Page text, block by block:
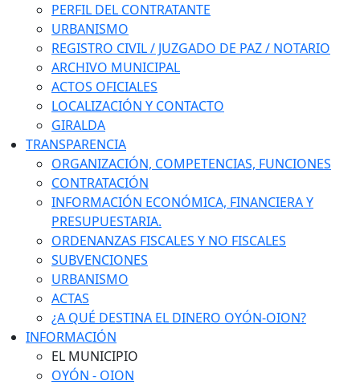
PERFIL DEL CONTRATANTE
URBANISMO
REGISTRO CIVIL / JUZGADO DE PAZ / NOTARIO
ARCHIVO MUNICIPAL
ACTOS OFICIALES
LOCALIZACIÓN Y CONTACTO
GIRALDA
TRANSPARENCIA
ORGANIZACIÓN, COMPETENCIAS, FUNCIONES
CONTRATACIÓN
INFORMACIÓN ECONÓMICA, FINANCIERA Y
PRESUPUESTARIA.
ORDENANZAS FISCALES Y NO FISCALES
SUBVENCIONES
URBANISMO
ACTAS
¿A QUÉ DESTINA EL DINERO OYÓN-OION?
INFORMACIÓN
EL MUNICIPIO
OYÓN - OION